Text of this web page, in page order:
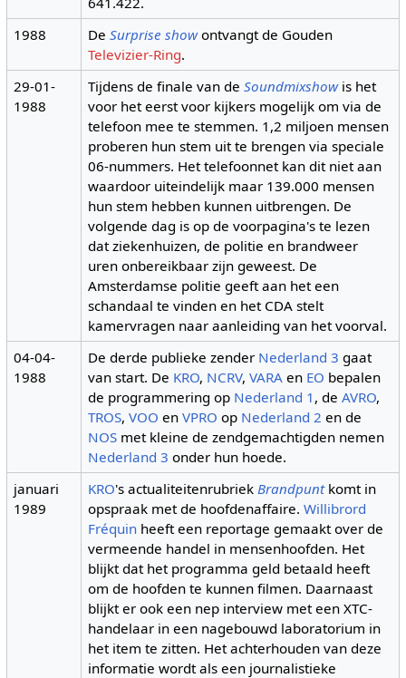
1988
DeSurprise showontvangt de Gouden
Televizier-Ring.
29-01-
1988
Tijdens de finale van deSoundmixshowis het
voor het eerst voor kijkers mogelijk om via de
telefoon mee te stemmen. 1,2 miljoen mensen
proberen hun stem uit te brengen via speciale
06-nummers. Het telefoonnet kan dit niet aan
waardoor uiteindelijk maar 139.000 mensen
hun stem hebben kunnen uitbrengen. De
volgende dag is op de voorpagina's te lezen
dat ziekenhuizen, de politie en brandweer
uren onbereikbaar zijn geweest. De
Amsterdamse politie geeft aan het een
schandaal te vinden en het CDA stelt
kamervragen naar aanleiding van het voorval.
04-04-
1988
De derde publieke zender Nederland 3 gaat
van start. De KRO, NCRV,VARA en EO bepalen
de programmering op Nederland 1 , deAVRO,
TROS,VOO enVPRO op Nederland 2 en de
NOS met kleine de zendgemachtigden nemen
Nederland 3 onder hun hoede.
januari
1989
KRO's actualiteitenrubriekBrandpuntkomt in
opspraak met de hoofdenaffaire.Willibrord
Fréquin heeft een reportage gemaakt over de
vermeende handel in mensenhoofden. Het
blijkt dat het programma geld betaald heeft
om de hoofden te kunnen filmen. Daarnaast
blijkt er ook een nep interview met een XTC-
handelaar in een nagebouwd laboratorium in
het item te zitten. Het achterhouden van deze
informatie wordt als een journalistieke